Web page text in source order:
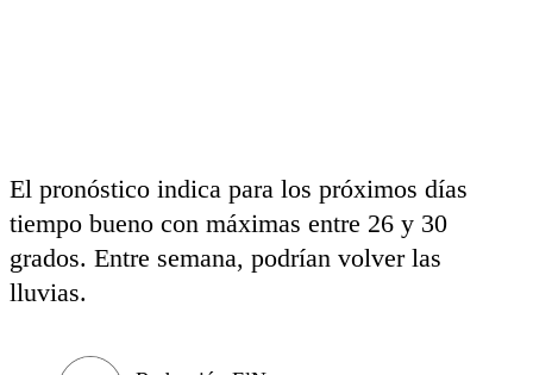
El pronóstico indica para los próximos días
tiempo bueno con máximas entre 26 y 30
grados. Entre semana, podrían volver las
lluvias.